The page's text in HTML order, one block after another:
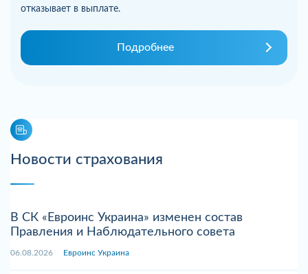
отказывает в выплате.
Подробнее
Новости страхования
В СК «Евроинс Украина» изменен состав
Правления и Наблюдательного совета
06.08.2026 Евроинс Украина